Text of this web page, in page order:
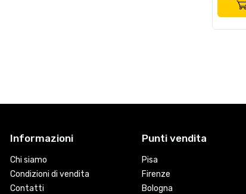
Informazioni
Chi siamo
Condizioni di vendita
Contatti
Punti vendita
Pisa
Firenze
Bologna